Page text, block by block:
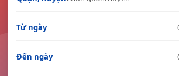
Từ ngày
Đến ngày